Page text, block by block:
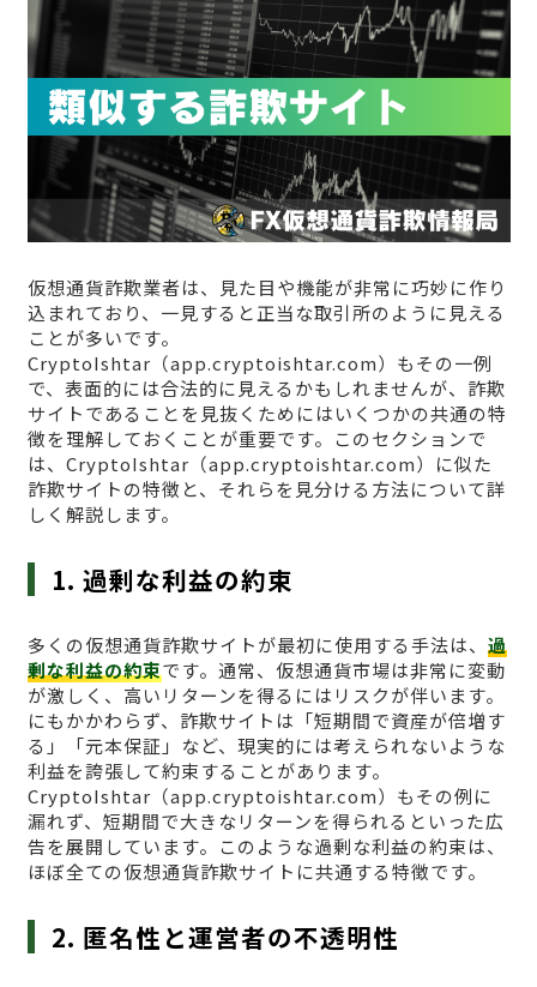
仮想通貨詐欺業者は、見た目や機能が非常に巧妙に作り
込まれており、一見すると正当な取引所のように見える
ことが多いです。
CryptoIshtar（app.cryptoishtar.com）もその一例
で、表面的には合法的に見えるかもしれませんが、詐欺
サイトであることを見抜くためにはいくつかの共通の特
徴を理解しておくことが重要です。このセクションで
は、CryptoIshtar（app.cryptoishtar.com）に似た
詐欺サイトの特徴と、それらを見分ける方法について詳
しく解説します。
1. 過剰な利益の約束
多くの仮想通貨詐欺サイトが最初に使用する手法は、 過
剰な利益の約束です。通常、仮想通貨市場は非常に変動
が激しく、高いリターンを得るにはリスクが伴います。
にもかかわらず、詐欺サイトは「短期間で資産が倍増す
る」「元本保証」など、現実的には考えられないような
利益を誇張して約束することがあります。
CryptoIshtar（app.cryptoishtar.com）もその例に
漏れず、短期間で大きなリターンを得られるといった広
告を展開しています。このような過剰な利益の約束は、
ほぼ全ての仮想通貨詐欺サイトに共通する特徴です。
2. 匿名性と運営者の不透明性